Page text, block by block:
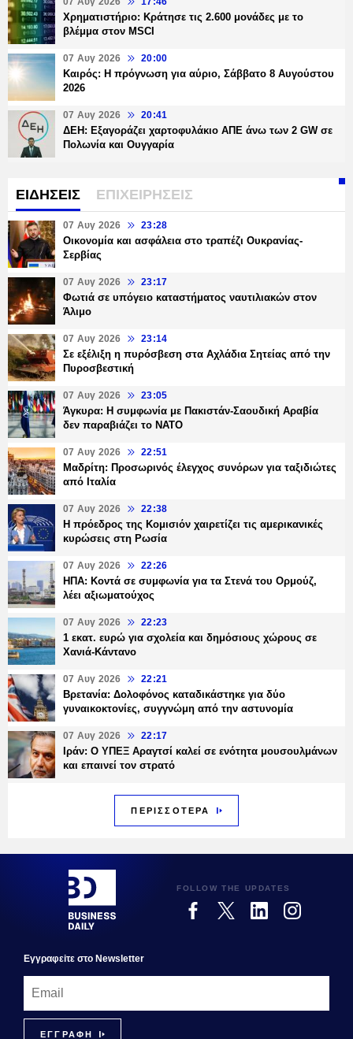
Χρηματιστήριο: Κράτησε τις 2.600 μονάδες με το
βλέμμα στον MSCI
07 Αυγ 2026 20:00
Καιρός: Η πρόγνωση για αύριο, Σάββατο 8 Αυγούστου
2026
07 Αυγ 2026 20:41
ΔΕΗ: Εξαγοράζει χαρτοφυλάκιο ΑΠΕ άνω των 2 GW σε
Πολωνία και Ουγγαρία
ΕΙΔΗΣΕΙΣ ΕΠΙΧΕΙΡΗΣΕΙΣ
07 Αυγ 2026 23:28
Οικονομία και ασφάλεια στο τραπέζι Ουκρανίας-
Σερβίας
07 Αυγ 2026 23:17
Φωτιά σε υπόγειο καταστήματος ναυτιλιακών στον
Άλιμο
07 Αυγ 2026 23:14
Σε εξέλιξη η πυρόσβεση στα Αχλάδια Σητείας από την
Πυροσβεστική
07 Αυγ 2026 23:05
Άγκυρα: Η συμφωνία με Πακιστάν-Σαουδική Αραβία
δεν παραβιάζει το ΝΑΤΟ
07 Αυγ 2026 22:51
Μαδρίτη: Προσωρινός έλεγχος συνόρων για ταξιδιώτες
από Ιταλία
07 Αυγ 2026 22:38
Η πρόεδρος της Κομισιόν χαιρετίζει τις αμερικανικές
κυρώσεις στη Ρωσία
07 Αυγ 2026 22:26
ΗΠΑ: Κοντά σε συμφωνία για τα Στενά του Ορμούζ,
λέει αξιωματούχος
07 Αυγ 2026 22:23
1 εκατ. ευρώ για σχολεία και δημόσιους χώρους σε
Χανιά-Κάντανο
07 Αυγ 2026 22:21
Βρετανία: Δολοφόνος καταδικάστηκε για δύο
γυναικοκτονίες, συγγνώμη από την αστυνομία
07 Αυγ 2026 22:17
Ιράν: Ο ΥΠΕΞ Αραγτσί καλεί σε ενότητα μουσουλμάνων
και επαινεί τον στρατό
ΠΕΡΙΣΣΟΤΕΡΑ
FOLLOW THE UPDATES
Εγγραφεiτε στο Newsletter